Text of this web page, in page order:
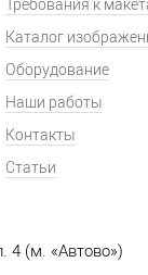
Требования к
Каталог
Оборудование
Наши работы
Контакты
Статьи
4 (м. «Автово»)